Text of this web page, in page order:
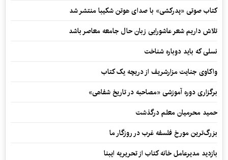
کتاب صوتی «پدرکشی» با صدای هوتن شکیبا منتشر شد
تلاش داریم شعر عاشورایی زبان حال جامعه معاصر باشد
نسلی که باید دوباره شناخت
واکاوی جنایت مزارشریف از دریچه یک کتاب
برگزاری دوره آموزشی «مصاحبه در تاریخ شفاهی»
حمید محرمیان معلم درگذشت
بزرگ‌ترین مورخ فلسفه غرب در روزگار ما
بازدید مدیرعامل خانه کتاب از تحریریه ایبنا